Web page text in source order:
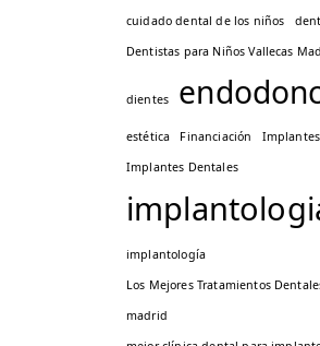
cuidado dental de los niños
Dentistas para Niños Vallecas
dientes
estética Financiación
Implantes
Implantes Dentales
implantología
Los Mejores Tratamientos
madrid